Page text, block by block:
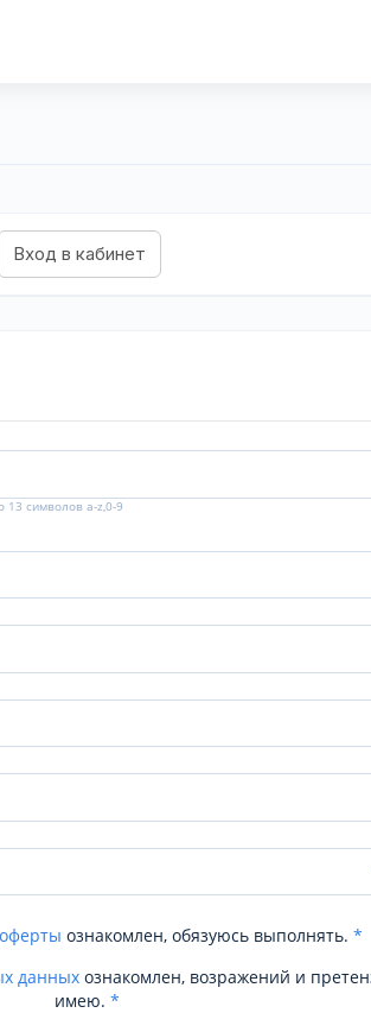
13 символов a-z,0-9
ознакомлен, обязуюсь выполнять. *
данных ознакомлен, возражений и
имею. *